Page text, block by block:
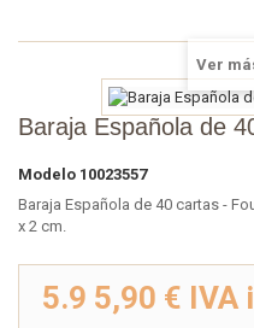
Ver
Baraja Española de
Modelo 10023557
Baraja Española de 40 cartas -
x 2 cm.
5.9 5,90 € IVA